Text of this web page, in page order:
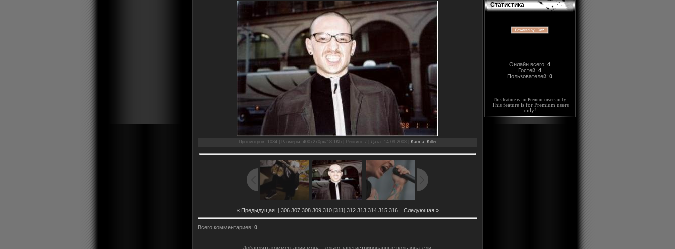
Просмотров: 1034 | Размеры: 400x270px/18.1Kb | Рейтинг: / | Дата: 14.09.2008 | Karma_Killer
« Предыдущая| 306 307 308 309 310[311] 312 313 314 315 316| Следующая »
Всего комментариев: 0
Статистика
Онлайн всего: 4
Гостей: 4
Пользователей: 0
This feature is for Premium users only!
This feature is for Premium users
only!